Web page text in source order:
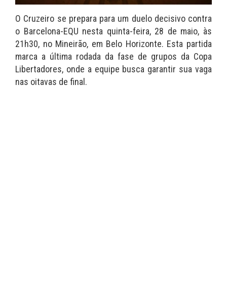
O Cruzeiro se prepara para um duelo decisivo contra
o Barcelona-EQU nesta quinta-feira, 28 de maio, às
21h30, no Mineirão, em Belo Horizonte. Esta partida
marca a última rodada da fase de grupos da Copa
Libertadores, onde a equipe busca garantir sua vaga
nas oitavas de final.